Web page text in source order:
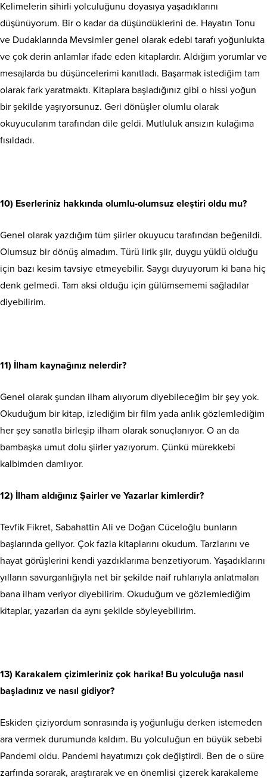
Kelimelerin sihirli yolculuğunu doyasıya yaşadıklarını
düşünüyorum. Bir o kadar da düşündüklerini de. Hayatın Tonu
ve Dudaklarında Mevsimler genel olarak edebi tarafı yoğunlukta
ve çok derin anlamlar ifade eden kitaplardır. Aldığım yorumlar ve
mesajlarda bu düşüncelerimi kanıtladı. Başarmak istediğim tam
olarak fark yaratmaktı. Kitaplara başladığınız gibi o hissi yoğun
bir şekilde yaşıyorsunuz. Geri dönüşler olumlu olarak
okuyucularım tarafından dile geldi. Mutluluk ansızın kulağıma
fısıldadı.
10) Eserleriniz hakkında olumlu-olumsuz eleştiri oldu mu?
Genel olarak yazdığım tüm şiirler okuyucu tarafından beğenildi.
Olumsuz bir dönüş almadım. Türü lirik şiir, duygu yüklü olduğu
için bazı kesim tavsiye etmeyebilir. Saygı duyuyorum ki bana hiç
denk gelmedi. Tam aksi olduğu için gülümsememi sağladılar
diyebilirim.
11) İlham kaynağınız nelerdir?
Genel olarak şundan ilham alıyorum diyebileceğim bir şey yok.
Okuduğum bir kitap, izlediğim bir film yada anlık gözlemlediğim
her şey sanatla birleşip ilham olarak sonuçlanıyor. O an da
bambaşka umut dolu şiirler yazıyorum. Çünkü mürekkebi
kalbimden damlıyor.
12) İlham aldığınız Şairler ve Yazarlar kimlerdir?
Tevfik Fikret, Sabahattin Ali ve Doğan Cüceloğlu bunların
başlarında geliyor. Çok fazla kitaplarını okudum. Tarzlarını ve
hayat görüşlerini kendi yazdıklarıma benzetiyorum. Yaşadıklarını
yılların savurganlığıyla net bir şekilde naif ruhlarıyla anlatmaları
bana ilham veriyor diyebilirim. Okuduğum ve gözlemlediğim
kitaplar, yazarları da aynı şekilde söyleyebilirim.
13) Karakalem çizimleriniz çok harika! Bu yolculuğa nasıl
başladınız ve nasıl gidiyor?
Eskiden çiziyordum sonrasında iş yoğunluğu derken istemeden
ara vermek durumunda kaldım. Bu yolculuğun en büyük sebebi
Pandemi oldu. Pandemi hayatımızı çok değiştirdi. Ben de o süre
zarfında sorarak, araştırarak ve en önemlisi çizerek karakaleme